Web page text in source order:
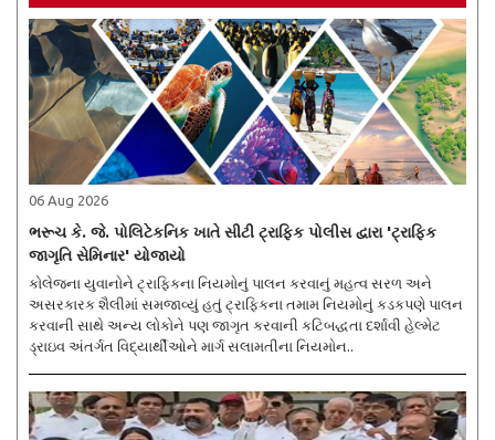
06 Aug 2026
ભરૂચ કે. જે. પોલિટેકનિક ખાતે સીટી ટ્રાફિક પોલીસ દ્વારા 'ટ્રાફિક
જાગૃતિ સેમિનાર' યોજાયો
કોલેજના યુવાનોને ટ્રાફિકના નિયમોનું પાલન કરવાનું મહત્વ સરળ અને
અસરકારક શૈલીમાં સમજાવ્યું હતું ટ્રાફિકના તમામ નિયમોનું કડકપણે પાલન
કરવાની સાથે અન્ય લોકોને પણ જાગૃત કરવાની કટિબદ્ધતા દર્શાવી હેલ્મેટ
ડ્રાઇવ અંતર્ગત વિદ્યાર્થીઓને માર્ગ સલામતીના નિયમોન..